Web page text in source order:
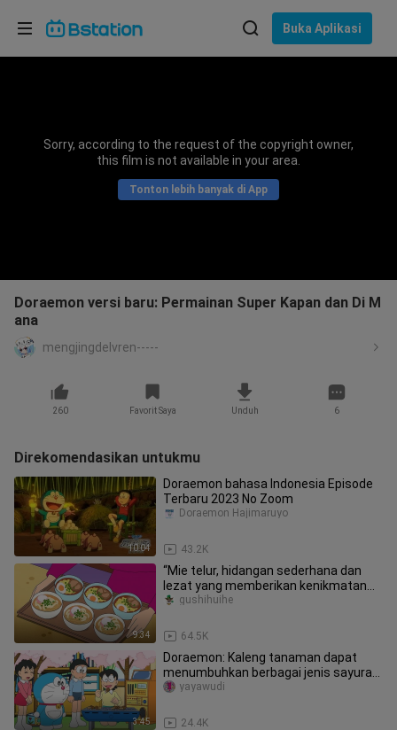
Buka Aplikasi
Sorry, according to the request of the copyright owner,
this film is not available in your area.
Tonton lebih banyak di App
Doraemon versi baru: Permainan Super Kapan dan Di M
ana
mengjingdelvren-----
260 Favorit Saya Unduh 6
Direkomendasikan untukmu
10:04
Doraemon bahasa Indonesia Episode
Terbaru 2023 No Zoom
43.2K
Doraemon Hajimaruyo
9:34
“Mie telur, hidangan sederhana dan
lezat yang memberikan kenikmatan
tak berujung untuk makan siang A
64.5K
gushihuihe
3:45
Doraemon: Kaleng tanaman dapat
menumbuhkan berbagai jenis sayuran
dan buah-buahan
24.4K
yayawudi
Pilih bahasa
Bahasa Indonesia